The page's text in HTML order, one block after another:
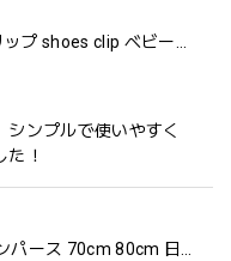
blanco シューズクリップ shoes clip ベビーシューズ ホルダー ブランコ
シンプルで使いやすく
た！
3.LIETO おでかけロンパース 70cm 80cm 日本製 スリーリエート